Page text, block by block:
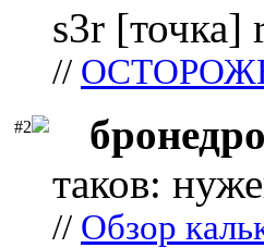
s3r
//
#2
таков:
// Обзор